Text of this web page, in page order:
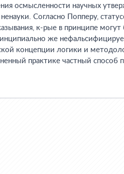
осмысленности научных
Согласно Попперу,
к-рые в принципе могут
же
концепции логики и
практике частный способ